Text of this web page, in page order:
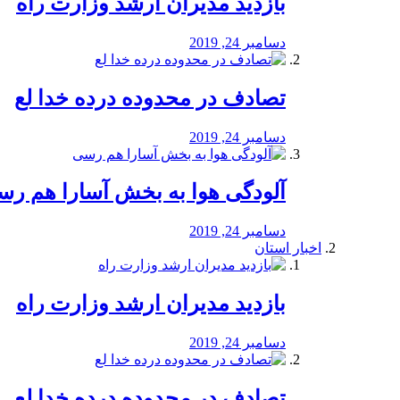
دسامبر 24, 2019
تصادف در محدوده درده خدا لع
دسامبر 24, 2019
آلودگی هوا به بخش آسارا هم
دسامبر 24, 2019
اخبار استان
بازدید مدیران ارشد وزارت راه
دسامبر 24, 2019